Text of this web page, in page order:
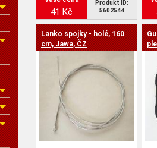
41 Kč
Produkt ID:
5602544
Lanko spojky - holé, 160
cm, Jawa, ČZ